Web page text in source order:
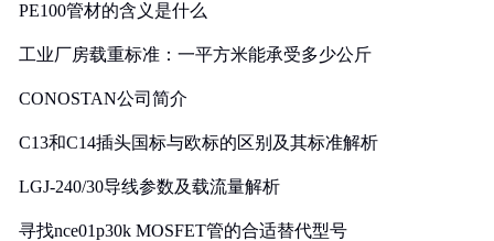
PE100管材的含义是什么
工业厂房载重标准：一平方米能承受多少公斤
CONOSTAN公司简介
C13和C14插头国标与欧标的区别及其标准解析
LGJ-240/30导线参数及载流量解析
寻找nce01p30k MOSFET管的合适替代型号